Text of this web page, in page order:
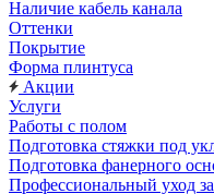
Наличие кабель канала
Оттенки
Покрытие
Форма плинтуса
Акции
Услуги
Работы с полом
Подготовка стяжки под
Подготовка фанерного
Профессиональный уход